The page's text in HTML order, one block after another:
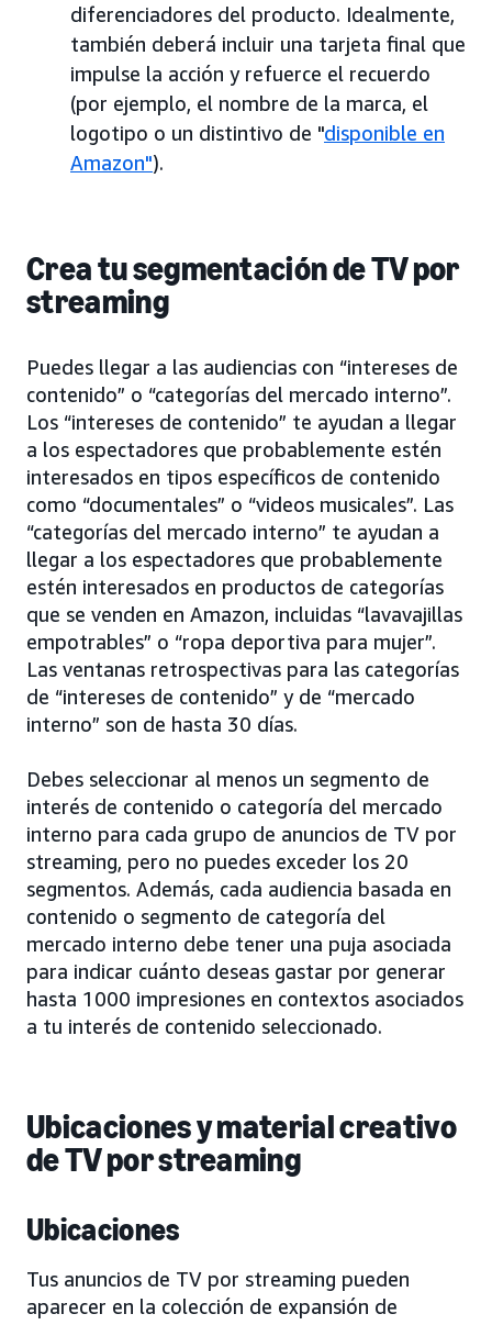
diferenciadores del producto. Idealmente,
también deberá incluir una tarjeta final que
impulse la acción y refuerce el recuerdo
(por ejemplo, el nombre de la marca, el
logotipo o un distintivo de "disponible en
Amazon").
Crea tu segmentación de TV por
streaming
Puedes llegar a las audiencias con “intereses de
contenido” o “categorías del mercado interno”.
Los “intereses de contenido” te ayudan a llegar
a los espectadores que probablemente estén
interesados en tipos específicos de contenido
como “documentales” o “videos musicales”. Las
“categorías del mercado interno” te ayudan a
llegar a los espectadores que probablemente
estén interesados en productos de categorías
que se venden en Amazon, incluidas “lavavajillas
empotrables” o “ropa deportiva para mujer”.
Las ventanas retrospectivas para las categorías
de “intereses de contenido” y de “mercado
interno” son de hasta 30 días.
Debes seleccionar al menos un segmento de
interés de contenido o categoría del mercado
interno para cada grupo de anuncios de TV por
streaming, pero no puedes exceder los 20
segmentos. Además, cada audiencia basada en
contenido o segmento de categoría del
mercado interno debe tener una puja asociada
para indicar cuánto deseas gastar por generar
hasta 1000 impresiones en contextos asociados
a tu interés de contenido seleccionado.
Ubicaciones y material creativo
de TV por streaming
Ubicaciones
Tus anuncios de TV por streaming pueden
aparecer en la colección de expansión de